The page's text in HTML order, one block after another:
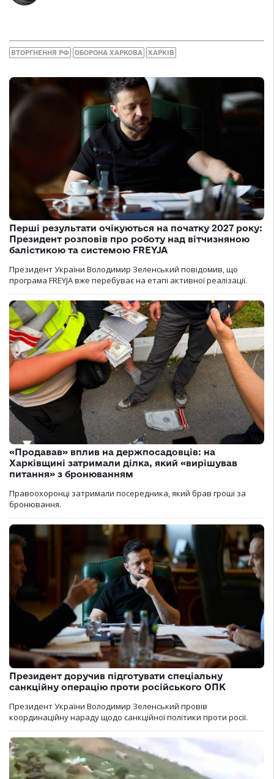
ВТОРГНЕННЯ РФ ОБОРОНА ХАРКОВА ХАРКІВ
Перші результати очікуються на початку 2027 року:
Президент розповів про роботу над вітчизняною
балістикою та системою FREYJA
Президент України Володимир Зеленський повідомив, що
програма FREYJA вже перебуває на етапі активної реалізації.
«Продавав» вплив на держпосадовців: на
Харківщині затримали ділка, який «вирішував
питання» з бронюванням
Правоохоронці затримали посередника, який брав гроші за
бронювання.
Президент доручив підготувати спеціальну
санкційну операцію проти російського ОПК
Президент України Володимир Зеленський провів
координаційну нараду щодо санкційної політики проти росії.